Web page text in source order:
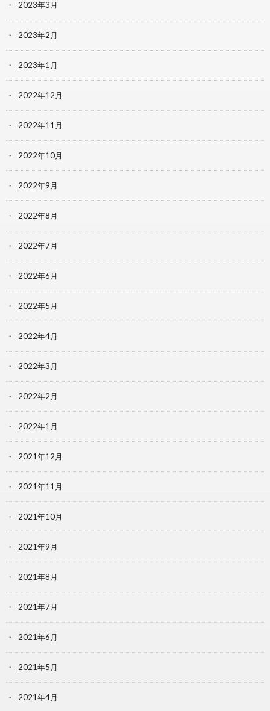
2023年3月
2023年2月
2023年1月
2022年12月
2022年11月
2022年10月
2022年9月
2022年8月
2022年7月
2022年6月
2022年5月
2022年4月
2022年3月
2022年2月
2022年1月
2021年12月
2021年11月
2021年10月
2021年9月
2021年8月
2021年7月
2021年6月
2021年5月
2021年4月